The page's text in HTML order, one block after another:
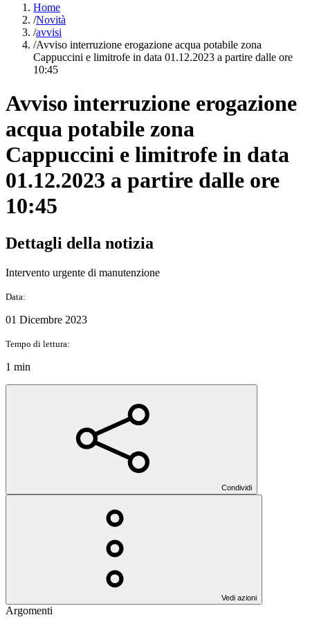
Home
/Novità
/avvisi
/Avviso interruzione erogazione acqua potabile zona
Cappuccini e limitrofe in data 01.12.2023 a partire dalle ore
10:45
Avviso interruzione erogazione
acqua potabile zona
Cappuccini e limitrofe in data
01.12.2023 a partire dalle ore
10:45
Dettagli della notizia
Intervento urgente di manutenzione
Data:
01 Dicembre 2023
Tempo di lettura:
1 min
Condividi
Vedi azioni
Argomenti